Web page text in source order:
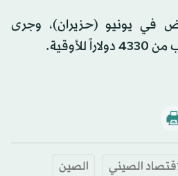
في يونيو (حزيران)، وجرى
الصيني الصين